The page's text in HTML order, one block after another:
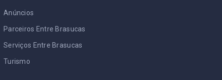
Anúncios
Parceiros Entre Brasucas
Serviços Entre Brasucas
Turismo